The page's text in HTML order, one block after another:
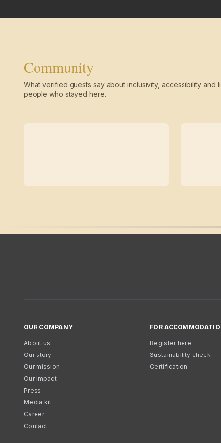
Community
What verified guests say about inclusivity, accessibility and
people who stayed here.
OUR COMPANY
About us
Our story
Our mission
Our impact
Press
Media kit
Career
Contact
FOR
Register here
Sustainability check
Certification